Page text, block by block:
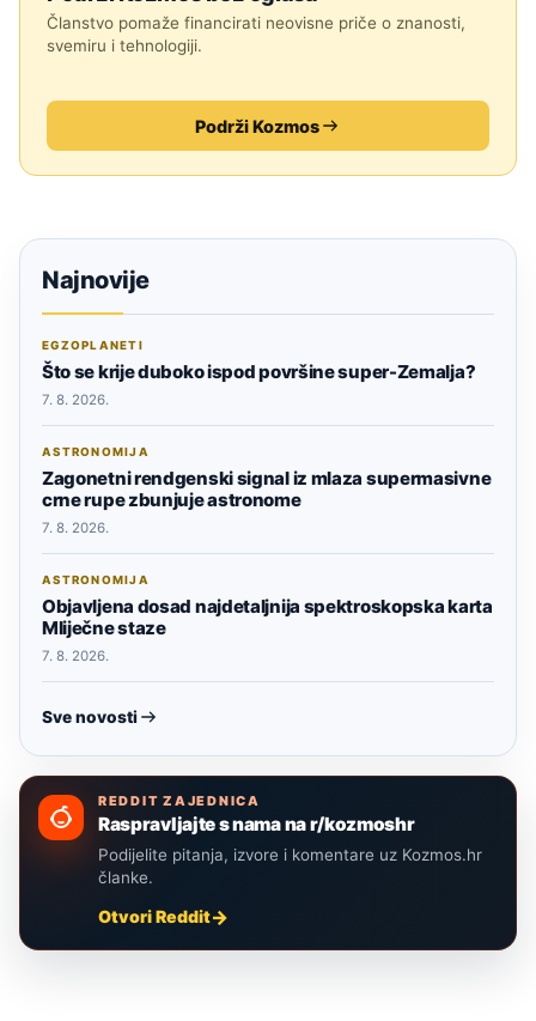
Članstvo pomaže financirati neovisne priče o znanosti,
svemiru i tehnologiji.
Podrži Kozmos
Najnovije
EGZOPLANETI
Što se krije duboko ispod površine super-Zemalja?
7. 8. 2026.
ASTRONOMIJA
Zagonetni rendgenski signal iz mlaza supermasivne
crne rupe zbunjuje astronome
7. 8. 2026.
ASTRONOMIJA
Objavljena dosad najdetaljnija spektroskopska karta
Mliječne staze
7. 8. 2026.
Sve novosti
REDDIT ZAJEDNICA
Raspravljajte s nama na r/kozmoshr
Podijelite pitanja, izvore i komentare uz Kozmos.hr
članke.
Otvori Reddit